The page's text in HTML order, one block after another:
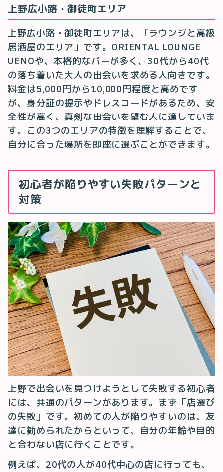
上野広小路・御徒町エリア
上野広小路・御徒町エリアは、「ラウンジと高級
居酒屋のエリア」です。ORIENTAL LOUNGE
UENOや、本格的なバーが多く、30代から40代
の落ち着いた大人の出会いを求める人向きです。
料金は5,000円から10,000円程度と高めです
が、身分証の提示やドレスコードがあるため、安
全性が高く、真剣な出会いを望む人に適していま
す。この3つのエリアの特徴を理解することで、
自分に合った場所を即座に選ぶことができます。
初心者が陥りやすい失敗パターンと
対策
上野で出会いを見つけようとして失敗する初心者
には、共通のパターンがあります。まず「店選び
の失敗」です。初めての人が陥りやすいのは、友
達に勧められたからといって、自分の年齢や目的
と合わない店に行くことです。
例えば、20代の人が40代中心の店に行っても、